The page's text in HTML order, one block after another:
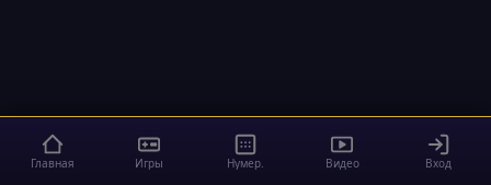
Главная Игры Нумер. Видео Вход